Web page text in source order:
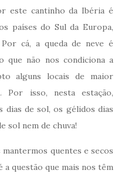
este cantinho da Ibéria é
países do Sul da Europa,
cá, a queda de neve é
que não nos condiciona a
alguns locais de maior
isso, nesta estação,
dias de sol, os gélidos dias
sol nem de chuva!
quentes e secos
a questão que mais nos têm